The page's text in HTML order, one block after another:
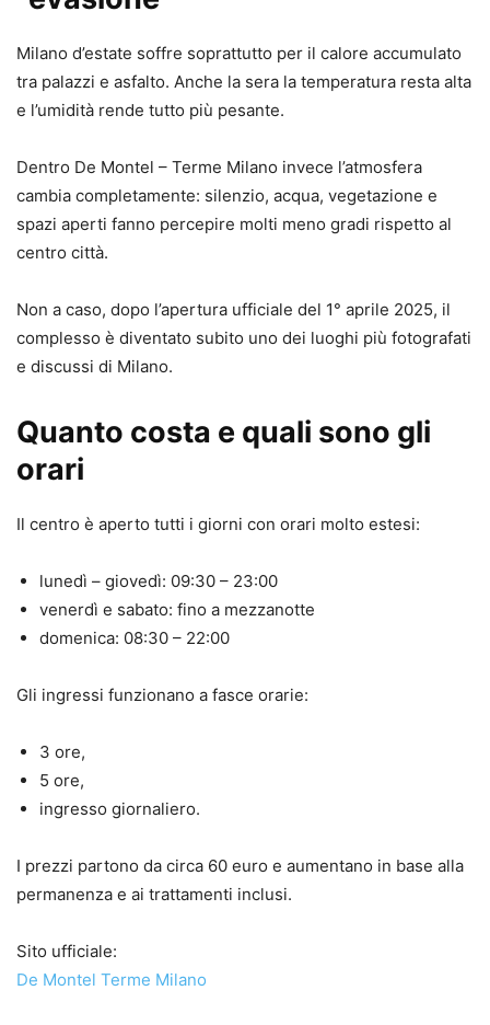
Milano d’estate soffre soprattutto per il calore accumulato
tra palazzi e asfalto. Anche la sera la temperatura resta alta
e l’umidità rende tutto più pesante.
Dentro De Montel – Terme Milano invece l’atmosfera
cambia completamente: silenzio, acqua, vegetazione e
spazi aperti fanno percepire molti meno gradi rispetto al
centro città.
Non a caso, dopo l’apertura ufficiale del 1° aprile 2025, il
complesso è diventato subito uno dei luoghi più fotografati
e discussi di Milano.
Quanto costa e quali sono gli
orari
Il centro è aperto tutti i giorni con orari molto estesi:
lunedì – giovedì: 09:30 – 23:00
venerdì e sabato: fino a mezzanotte
domenica: 08:30 – 22:00
Gli ingressi funzionano a fasce orarie:
3 ore,
5 ore,
ingresso giornaliero.
I prezzi partono da circa 60 euro e aumentano in base alla
permanenza e ai trattamenti inclusi.
Sito ufficiale:
De Montel Terme Milano